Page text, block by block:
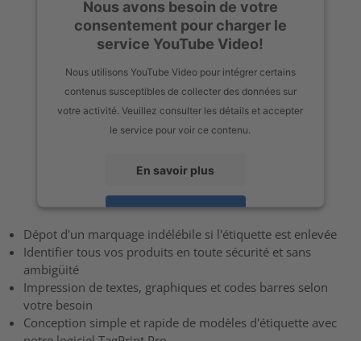
Nous avons besoin de votre
consentement pour charger le
service YouTube Video!
Nous utilisons YouTube Video pour intégrer certains
contenus susceptibles de collecter des données sur
votre activité. Veuillez consulter les détails et accepter
le service pour voir ce contenu.
En savoir plus
Accepter
powered by Usercentrics Consent Management Platform
Dépot d'un marquage indélébile si l'étiquette est enlevée
Identifier tous vos produits en toute sécurité et sans
ambigüité
Impression de textes, graphiques et codes barres selon
votre besoin
Conception simple et rapide de modèles d'étiquette avec